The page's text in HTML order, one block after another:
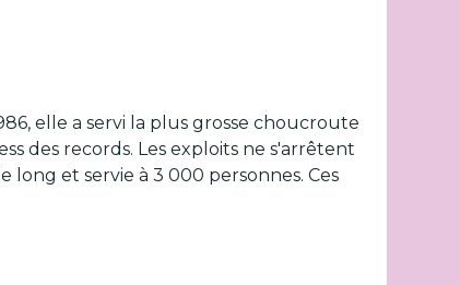
elle a servi la plus grosse choucroute
des records. Les exploits ne s'arrêtent
et servie à 3 000 personnes. Ces